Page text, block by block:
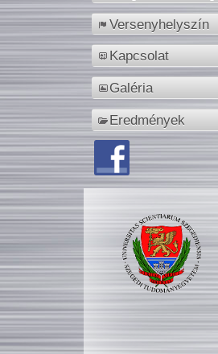
Versenyhelyszín
Kapcsolat
Galéria
Eredmények